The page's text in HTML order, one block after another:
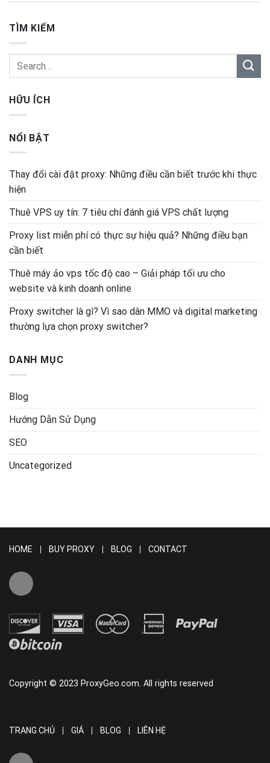
TÌM KIẾM
HỮU ÍCH
NỔI BẬT
Thay đổi cài đặt proxy: Những điều cần biết trước khi thực
hiện
Thuê VPS uy tín: 7 tiêu chí đánh giá VPS chất lượng
Proxy list miễn phí có thực sự hiệu quả? Những điều bạn
cần biết
Thuê máy ảo vps tốc độ cao – Giải pháp tối ưu cho
website và kinh doanh online
Proxy switcher là gì? Vì sao dân MMO và digital marketing
thường lựa chọn proxy switcher?
DANH MỤC
Blog
Hướng Dẫn Sử Dụng
SEO
Uncategorized
HOME BUY PROXY BLOG CONTACT
Copyright © 2023 ProxyGeo.com. All rights reserved
TRANG CHỦ GIÁ BLOG LIÊN HỆ